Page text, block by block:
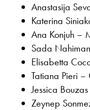
Anastasija
Katerina
Ana Konjuh –
Sada
Elisabetta
Tatiana Pieri
Jessica
Zeynep